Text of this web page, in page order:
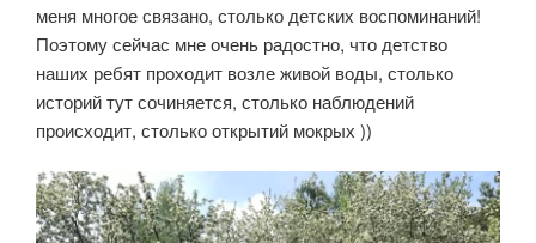
меня многое связано, столько детских воспоминаний!
Поэтому сейчас мне очень радостно, что детство
наших ребят проходит возле живой воды, столько
историй тут сочиняется, столько наблюдений
происходит, столько открытий мокрых ))